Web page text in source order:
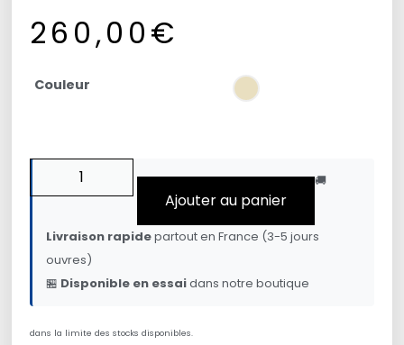
260,00€
Couleur
Ajouter au panier
🚚
Livraison rapidepartout en France (3-5 jours
ouvres)
🏪 Disponible en essaidans notre boutique
dans la limite des stocks disponibles.